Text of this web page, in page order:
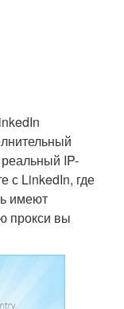
IP-
с LinkedIn, где
имеют
прокси вы